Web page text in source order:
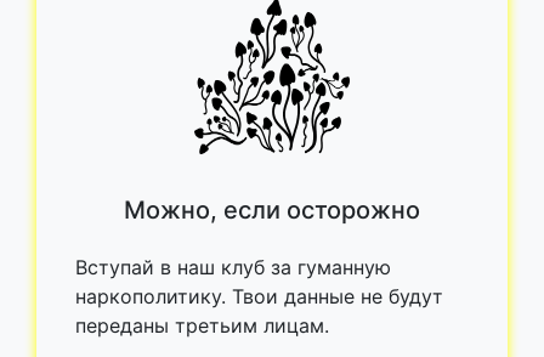
Можно, если осторожно
Вступай в наш клуб за гуманную
наркополитику. Твои данные не будут
переданы третьим лицам.